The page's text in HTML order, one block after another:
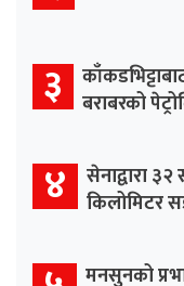
३ बराबरको
४ सेनाद्वारा
किलोमिटर
मनसुनको